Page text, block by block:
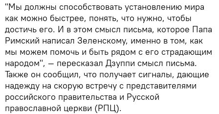
"Мы должны способствовать установлению мира
как можно быстрее, понять, что нужно, чтобы
достичь его. И в этом смысл письма, которое Папа
Римский написал Зеленскому, именно в том, как
мы можем помочь и быть рядом с его страдающим
народом", — пересказал Дзуппи смысл письма.
Также он сообщил, что получает сигналы, дающие
надежду на скорую встречу с представителями
российского правительства и Русской
православной церкви (РПЦ).